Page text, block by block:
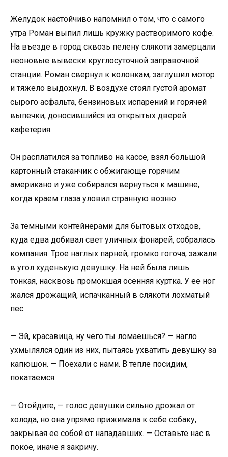
Желудок настойчиво напомнил о том, что с самого
утра Роман выпил лишь кружку растворимого кофе.
На въезде в город сквозь пелену слякоти замерцали
неоновые вывески круглосуточной заправочной
станции. Роман свернул к колонкам, заглушил мотор
и тяжело выдохнул. В воздухе стоял густой аромат
сырого асфальта, бензиновых испарений и горячей
выпечки, доносившийся из открытых дверей
кафетерия.
Он расплатился за топливо на кассе, взял большой
картонный стаканчик с обжигающе горячим
американо и уже собирался вернуться к машине,
когда краем глаза уловил странную возню.
За темными контейнерами для бытовых отходов,
куда едва добивал свет уличных фонарей, собралась
компания. Трое наглых парней, громко гогоча, зажали
в угол худенькую девушку. На ней была лишь
тонкая, насквозь промокшая осенняя куртка. У ее ног
жался дрожащий, испачканный в слякоти лохматый
пес.
— Эй, красавица, ну чего ты ломаешься? — нагло
ухмылялся один из них, пытаясь ухватить девушку за
капюшон. — Поехали с нами. В тепле посидим,
покатаемся.
— Отойдите, — голос девушки сильно дрожал от
холода, но она упрямо прижимала к себе собаку,
закрывая ее собой от нападавших. — Оставьте нас в
покое, иначе я закричу.